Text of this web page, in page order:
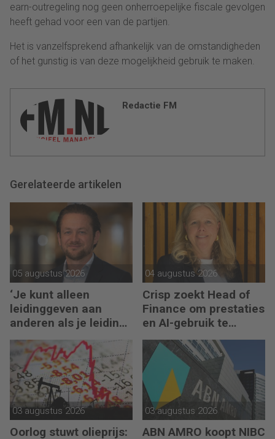
earn-outregeling nog geen onherroepelijke fiscale gevolgen
heeft gehad voor een van de partijen.
Het is vanzelfsprekend afhankelijk van de omstandigheden
of het gunstig is van deze mogelijkheid gebruik te maken.
Redactie FM
Gerelateerde artikelen
05 augustus 2026
‘Je kunt alleen
leidinggeven aan
anderen als je leiding
kunt geven aan jezelf’
04 augustus 2026
Crisp zoekt Head of
Finance om prestaties
en AI-gebruik te
versnellen
03 augustus 2026
Oorlog stuwt olieprijs:
03 augustus 2026
ABN AMRO koopt NIBC